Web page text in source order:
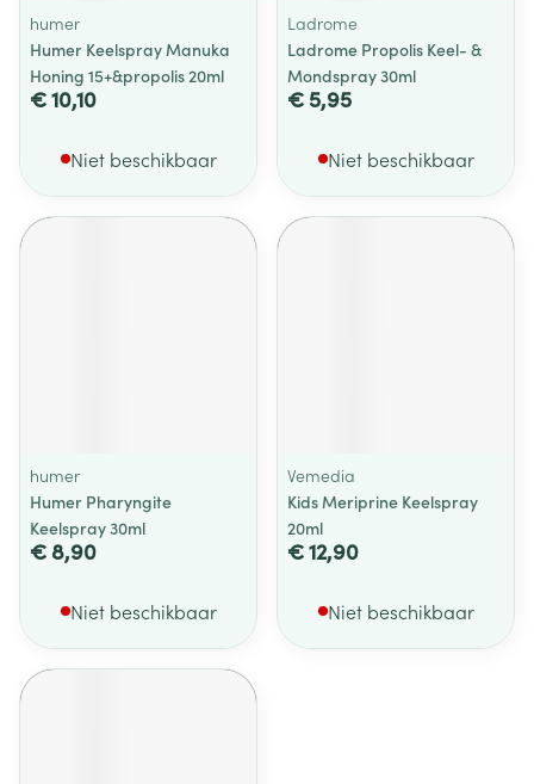
humer
Humer Keelspray Manuka
Honing 15+&propolis 20ml
€ 10,10
Niet beschikbaar
Ladrome
Ladrome Propolis Keel- &
Mondspray 30ml
€ 5,95
Niet beschikbaar
humer
Humer Pharyngite
Keelspray 30ml
€ 8,90
Niet beschikbaar
Vemedia
Kids Meriprine Keelspray
20ml
€ 12,90
Niet beschikbaar